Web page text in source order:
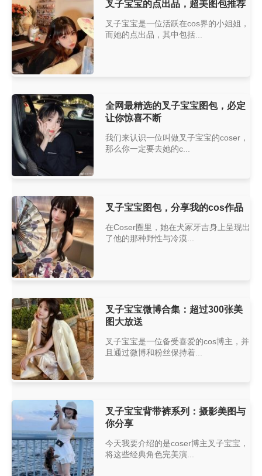
叉子宝宝的点出品，超美图包推荐
叉子宝宝是一位活跃在cos界的小姐姐，
而她的点出品，其中包括...
全网最精选的叉子宝宝图包，必定
让你惊喜不断
我们来认识一位叫做叉子宝宝的coser，
那么你一定要去她的c...
叉子宝宝图包，分享我的cos作品
在Coser圈里，她在犬冢牙吉身上呈现出
了他的那种野性与冷漠...
叉子宝宝微博合集：超过300张美
图大放送
叉子宝宝是一位备受喜爱的cos博主，并
且通过微博和粉丝保持着...
叉子宝宝背带裤系列：摄影美图与
你分享
今天我要介绍的是coser博主叉子宝宝，
将这些经典角色完美演...